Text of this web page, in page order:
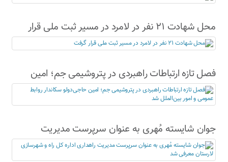
محل شهادت ۲۱ نفر در لامرد در مسیر ثبت ملی قرار
گرفت
فصل تازه ارتباطات راهبردی در پتروشیمی جم؛ امین
حاجی‌دولو سکاندار روابط عمومی و امور بین‌الملل شد
جوان شایسته مُهری به عنوان سرپرست مدیریت
راهداری اداره کل راه و شهرسازی لارستان معرفی شد